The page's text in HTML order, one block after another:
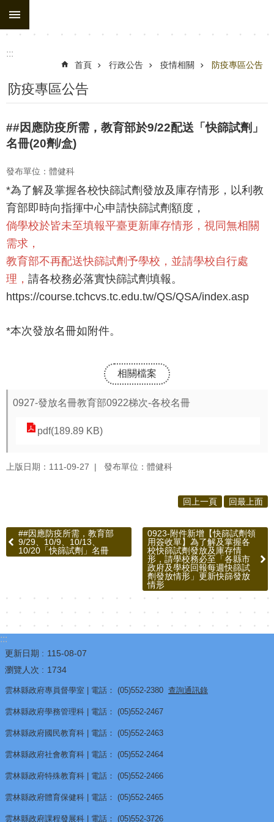
跳到主要內容區塊
搜
尋
處
務
織
政
公
告
行
填
報
報
安
項
資
源
上
教
學
成
享
平
公
:::
首頁 行政公告 疫情相關 防疫專區公告
防疫專區公告
##因應防疫所需，教育部於9/22配送「快篩試劑」
名冊(20劑/盒)
發布單位：體健科
*為了解及掌握各校快篩試劑發放及庫存情形，以利教
育部即時向指揮中心申請快篩試劑額度，
倘學校於皆未至填報平臺更新庫存情形，視同無相關
需求，
教育部不再配送快篩試劑予學校，並請學校自行處
理， 請各校務必落實快篩試劑填報。
https://course.tchcvs.tc.edu.tw/QS/QSA/index.asp
*本次發放名冊如附件。
相關檔案
0927-發放名冊教育部0922梯次-各校名冊
pdf(189.89 KB)
上版日期：111-09-27 發布單位：體健科
回上一頁 回最上面
##因應防疫所需，教育部
9/29、10/9、10/13、
10/20「快篩試劑」名冊
0923-附件新增【快篩試劑領
用簽收單】為了解及掌握各
校快篩試劑發放及庫存情
形，請學校務必至「各縣市
政府及學校回報每週快篩試
劑發放情形」更新快篩發放
情形
:::
更新日期
115-08-07
瀏覽人次
1734
雲林縣政府專員督學室 | 電話： (05)552-2380 查詢通訊錄
雲林縣政府學務管理科 | 電話： (05)552-2467
雲林縣政府國民教育科 | 電話： (05)552-2463
雲林縣政府社會教育科 | 電話： (05)552-2464
雲林縣政府特殊教育科 | 電話： (05)552-2466
雲林縣政府體育保健科 | 電話： (05)552-2465
雲林縣政府課程發展科 | 電話： (05)552-3726